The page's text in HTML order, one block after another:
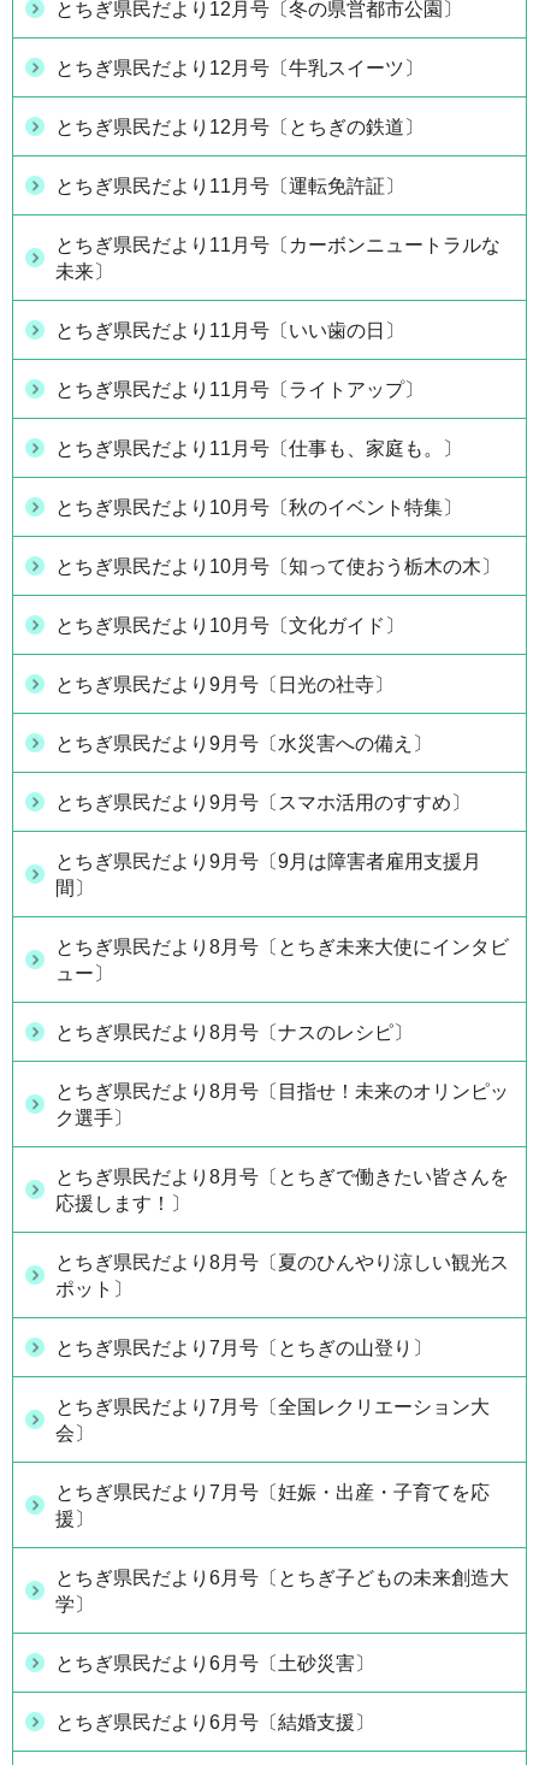
とちぎ県民だより12月号〔冬の県営都市公園〕
とちぎ県民だより12月号〔牛乳スイーツ〕
とちぎ県民だより12月号〔とちぎの鉄道〕
とちぎ県民だより11月号〔運転免許証〕
とちぎ県民だより11月号〔カーボンニュートラルな
未来〕
とちぎ県民だより11月号〔いい歯の日〕
とちぎ県民だより11月号〔ライトアップ〕
とちぎ県民だより11月号〔仕事も、家庭も。〕
とちぎ県民だより10月号〔秋のイベント特集〕
とちぎ県民だより10月号〔知って使おう栃木の木〕
とちぎ県民だより10月号〔文化ガイド〕
とちぎ県民だより9月号〔日光の社寺〕
とちぎ県民だより9月号〔水災害への備え〕
とちぎ県民だより9月号〔スマホ活用のすすめ〕
とちぎ県民だより9月号〔9月は障害者雇用支援月
間〕
とちぎ県民だより8月号〔とちぎ未来大使にインタビ
ュー〕
とちぎ県民だより8月号〔ナスのレシピ〕
とちぎ県民だより8月号〔目指せ！未来のオリンピッ
ク選手〕
とちぎ県民だより8月号〔とちぎで働きたい皆さんを
応援します！〕
とちぎ県民だより8月号〔夏のひんやり涼しい観光ス
ポット〕
とちぎ県民だより7月号〔とちぎの山登り〕
とちぎ県民だより7月号〔全国レクリエーション大
会〕
とちぎ県民だより7月号〔妊娠・出産・子育てを応
援〕
とちぎ県民だより6月号〔とちぎ子どもの未来創造大
学〕
とちぎ県民だより6月号〔土砂災害〕
とちぎ県民だより6月号〔結婚支援〕